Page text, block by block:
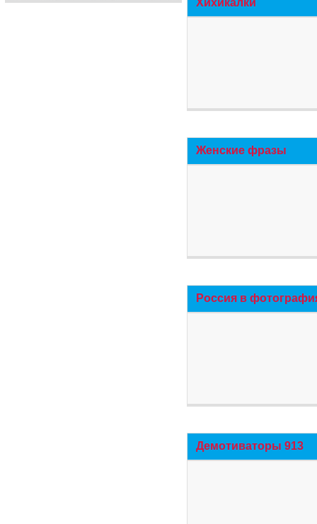
Хихикалки
Женские фразы
Россия в
Демотиваторы 913